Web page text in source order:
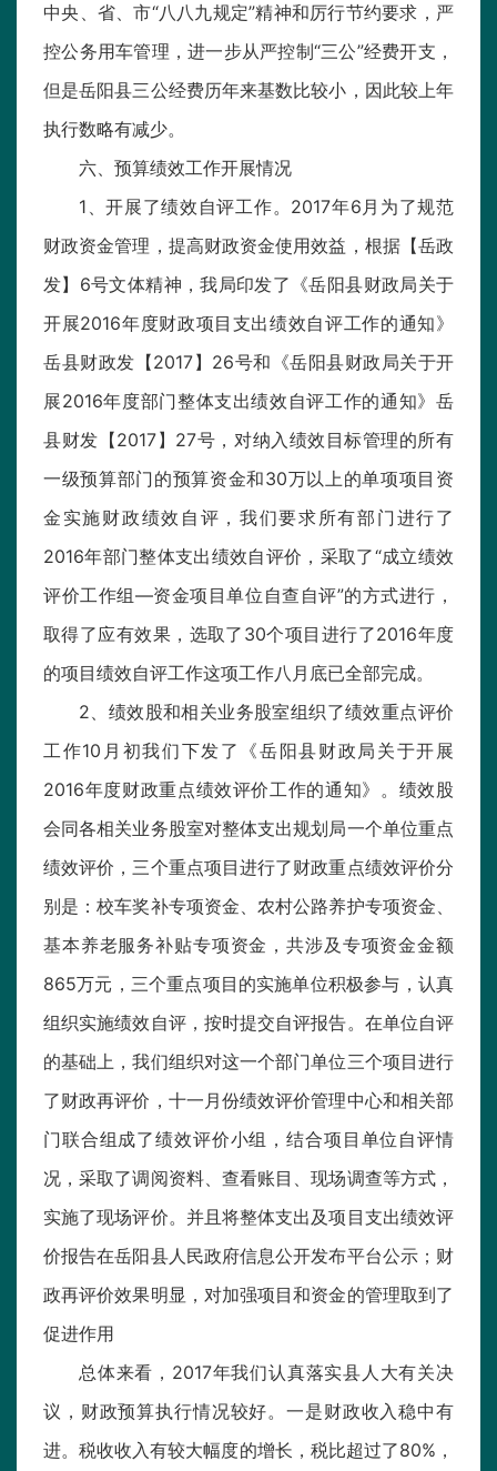
中央、省、市“八八九规定”精神和厉行节约要求，严
控公务用车管理，进一步从严控制“三公”经费开支，
但是岳阳县三公经费历年来基数比较小，因此较上年
执行数略有减少。
六、预算绩效工作开展情况
1、开展了绩效自评工作。2017年6月为了规范
财政资金管理，提高财政资金使用效益，根据【岳政
发】6号文体精神，我局印发了《岳阳县财政局关于
开展2016年度财政项目支出绩效自评工作的通知》
岳县财政发【2017】26号和《岳阳县财政局关于开
展2016年度部门整体支出绩效自评工作的通知》岳
县财发【2017】27号，对纳入绩效目标管理的所有
一级预算部门的预算资金和30万以上的单项项目资
金实施财政绩效自评，我们要求所有部门进行了
2016年部门整体支出绩效自评价，采取了“成立绩效
评价工作组—资金项目单位自查自评”的方式进行，
取得了应有效果，选取了30个项目进行了2016年度
的项目绩效自评工作这项工作八月底已全部完成。
2、绩效股和相关业务股室组织了绩效重点评价
工作10月初我们下发了《岳阳县财政局关于开展
2016年度财政重点绩效评价工作的通知》。绩效股
会同各相关业务股室对整体支出规划局一个单位重点
绩效评价，三个重点项目进行了财政重点绩效评价分
别是：校车奖补专项资金、农村公路养护专项资金、
基本养老服务补贴专项资金，共涉及专项资金金额
865万元，三个重点项目的实施单位积极参与，认真
组织实施绩效自评，按时提交自评报告。在单位自评
的基础上，我们组织对这一个部门单位三个项目进行
了财政再评价，十一月份绩效评价管理中心和相关部
门联合组成了绩效评价小组，结合项目单位自评情
况，采取了调阅资料、查看账目、现场调查等方式，
实施了现场评价。并且将整体支出及项目支出绩效评
价报告在岳阳县人民政府信息公开发布平台公示；财
政再评价效果明显，对加强项目和资金的管理取到了
促进作用
总体来看，2017年我们认真落实县人大有关决
议，财政预算执行情况较好。一是财政收入稳中有
进。税收收入有较大幅度的增长，税比超过了80%，